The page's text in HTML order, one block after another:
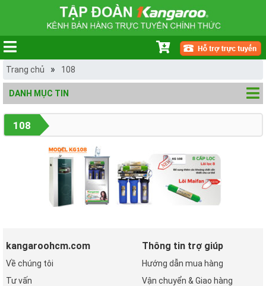
Trang chủ » 108
DANH MỤC TIN
108
kangaroohcm.com
Về chúng tôi
Tư vấn
Thông tin trợ giúp
Hướng dẫn mua hàng
Vận chuyển & Giao hàng